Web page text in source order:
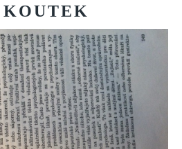
KOUTEK